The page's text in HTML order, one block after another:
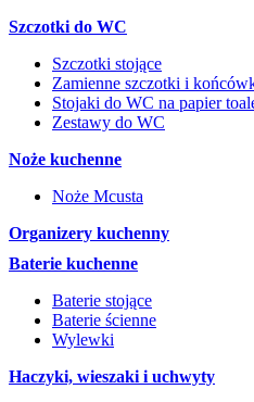
Szczotki do WC
Szczotki stojące
Zamienne szczotki i
Stojaki do WC na papier
Zestawy do WC
Noże kuchenne
Noże Mcusta
Organizery kuchenny
Baterie kuchenne
Baterie stojące
Baterie ścienne
Wylewki
Haczyki, wieszaki i uchwyty